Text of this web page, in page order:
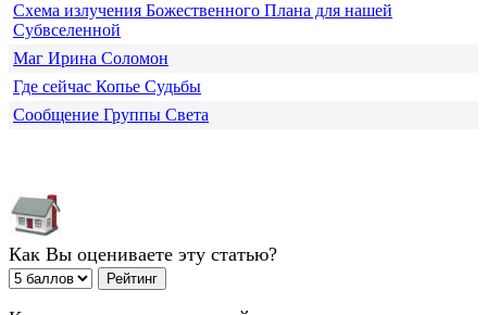
Схема излучения Божественного Плана для нашей
Субвселенной
Маг Ирина Соломон
Где сейчас Копье Судьбы
Сообщение Группы Света
Как Вы оцениваете эту статью?